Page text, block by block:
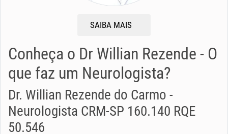
SAIBA MAIS
Conheça o Dr Willian Rezende - O
que faz um Neurologista?
Dr. Willian Rezende do Carmo -
Neurologista CRM-SP 160.140 RQE
50.546